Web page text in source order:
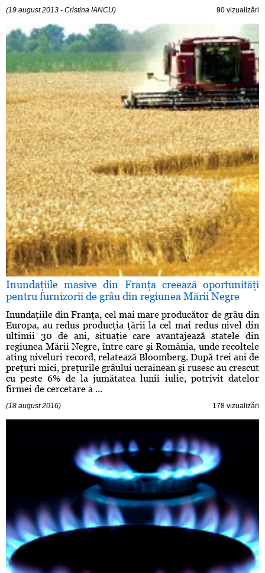
(19 august 2013 - Cristina IANCU) 90 vizualizări
Inundaţiile masive din Franţa creează oportunităţi
pentru furnizorii de grâu din regiunea Mării Negre
Inundaţiile din Franţa, cel mai mare producător de grâu din
Europa, au redus producţia ţării la cel mai redus nivel din
ultimii 30 de ani, situaţie care avantajează statele din
regiunea Mării Negre, între care şi România, unde recoltele
ating niveluri record, relatează Bloomberg. După trei ani de
preţuri mici, preţurile grâului ucrainean şi rusesc au crescut
cu peste 6% de la jumătatea lunii iulie, potrivit datelor
firmei de cercetare a ...
(18 august 2016) 178 vizualizări